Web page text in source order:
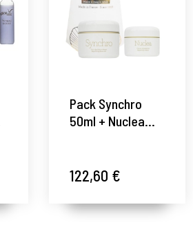
Pack Synchro
50ml + Nuclea
reparador -
122,60 €